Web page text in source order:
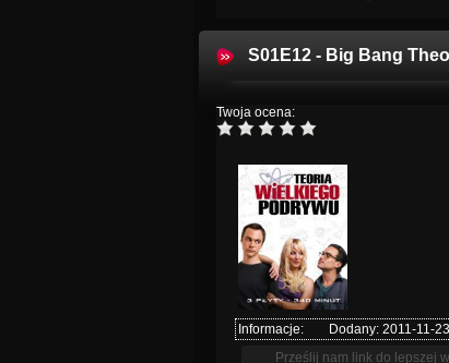
S01E12 - Big Bang
Twoja ocena:
Informacje: Dodany: 2011-11-